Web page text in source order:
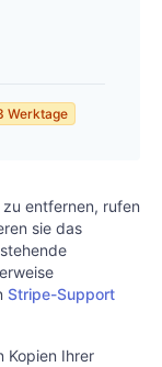
Werktage
entfernen, rufen
sie das
Stripe-Support
Kopien Ihrer